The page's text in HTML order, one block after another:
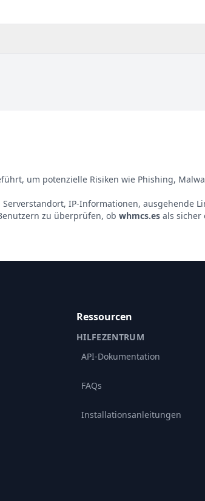
um potenzielle Risiken wie Phishing,
IP-Informationen, ausgehende
zu überprüfen, ob whmcs.es als sicher
Ressourcen
HILFEZENTRUM
API-Dokumentation
FAQs
Installationsanleitungen